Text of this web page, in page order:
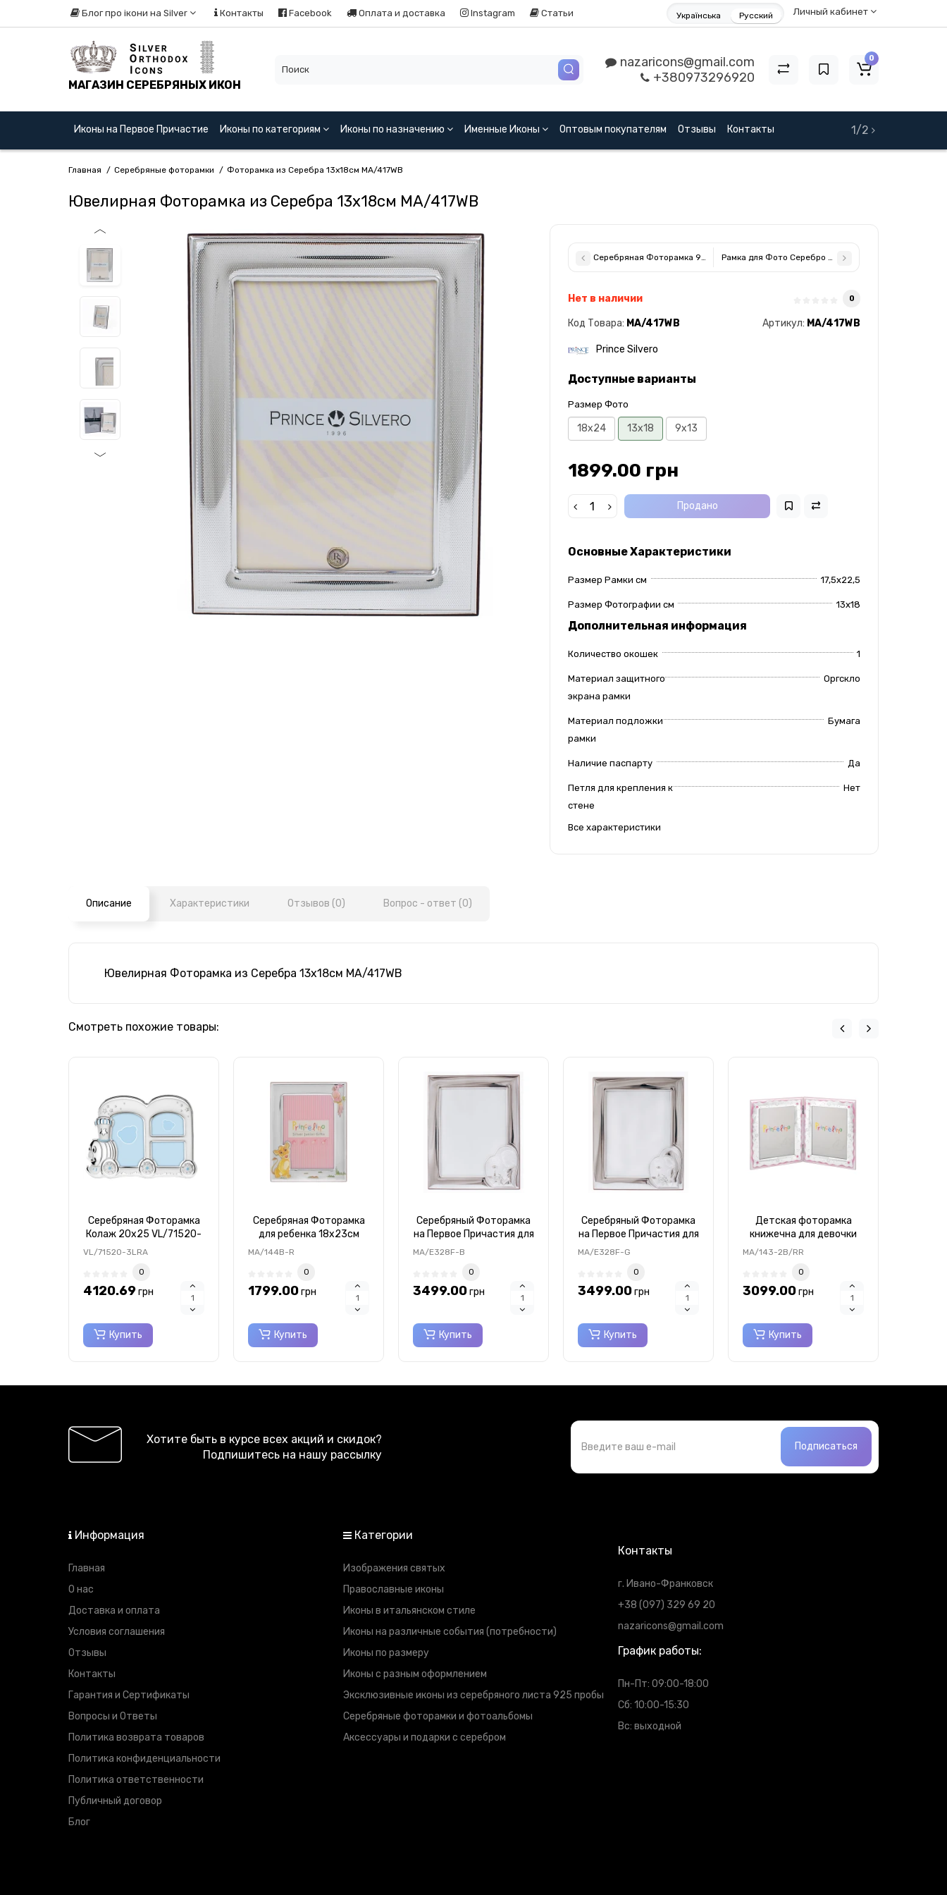
Блог про ікони на Silver Контакты Facebook Оплата и доставка Instagram Статьи Личный кабинет
Українська Русский
МАГАЗИН СЕРЕБРЯНЫХ ИКОН
nazaricons@gmail.com
+380973296920
0
Иконы на Первое Причастие Иконы по категориям Иконы по назначению Именные Иконы Оптовым покупателям Отзывы Контакты 1/2
Главная Серебряные фоторамки Фоторамка из Серебра 13x18см MA/417WB
Ювелирная Фоторамка из Серебра 13x18см MA/417WB
Серебряная Фоторамка 9x13см MA/417WDРамка для Фото Серебро 9x13см MA/415WD
Нет в наличии 0
Код Товара: MA/417WB Артикул: MA/417WB
Prince Silvero
Доступные варианты
Размер Фото
18x24 13x18 9x13
1899.00 грн
Продано
Основные Характеристики
Размер Рамки см 17,5x22,5
Размер Фотографии см 13x18
Дополнительная информация
Количество окошек 1
Материал защитного
экрана рамки
Оргскло
Материал подложки
рамки
Бумага
Наличие паспарту Да
Петля для крепления к
стене
Нет
Все характеристики
Описание Характеристики Отзывов (0) Вопрос - ответ (0)
Ювелирная Фоторамка из Серебра 13x18см MA/417WB
Смотреть похожие товары:
Серебряная Фоторамка
Колаж 20х25 VL/71520-
3LRA
VL/71520-3LRA
0
4120.69грн
Купить
Серебряная Фоторамка
для ребенка 18х23см
MA/144B-R
MA/144B-R
0
1799.00грн
Купить
Серебряный Фоторамка
на Первое Причастия для
Мальчика 15x20см
MA/E328F-B
0
3499.00грн
Купить
Серебряный Фоторамка
на Первое Причастия для
девочки 15x20см
MA/E328F-G
0
3499.00грн
Купить
Детская фоторамка
книжечна для девочки
13х18см настольная
MA/143-2B/RR
0
3099.00грн
Купить
Хотите быть в курсе всех акций и скидок?
Подпишитесь на нашу рассылку
Подписаться
Информация
Главная
О нас
Доставка и оплата
Условия соглашения
Отзывы
Контакты
Гарантия и Сертификаты
Вопросы и Ответы
Политика возврата товаров
Политика конфиденциальности
Политика ответственности
Публичный договор
Блог
Категории
Изображения святых
Православные иконы
Иконы в итальянском стиле
Иконы на различные события (потребности)
Иконы по размеру
Иконы с разным оформлением
Эксклюзивные иконы из серебряного листа 925 пробы
Серебряные фоторамки и фотоальбомы
Аксессуары и подарки с серебром
Контакты
г. Ивано-Франковск
+38 (097) 329 69 20
nazaricons@gmail.com
График работы:
Пн-Пт: 09:00-18:00
Сб: 10:00-15:30
Вс: выходной